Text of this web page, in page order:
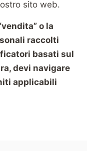
sito web.
o la
raccolti
basati sul
devi navigare
applicabili